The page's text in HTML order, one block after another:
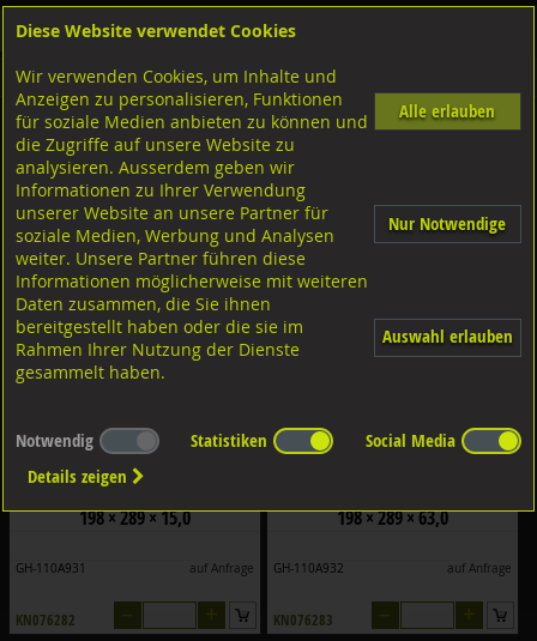
Shop Holzverbinder Windrispenband/Anschlüsse
WRB Anschlussplatten
Filter nach Dimensionen:
×
×
Filter zurücksetzen
GH-Windrispenband Anschlussplatten
198 × 289 × 15,0
GH-110A931 auf Anfrage
KN076282
198 × 289 × 63,0
GH-110A932 auf Anfrage
KN076283
Diese Website verwendet Cookies
Wir verwenden Cookies, um Inhalte und
Anzeigen zu personalisieren, Funktionen
für soziale Medien anbieten zu können und
die Zugriffe auf unsere Website zu
analysieren. Ausserdem geben wir
Informationen zu Ihrer Verwendung
unserer Website an unsere Partner für
soziale Medien, Werbung und Analysen
weiter. Unsere Partner führen diese
Informationen möglicherweise mit weiteren
Daten zusammen, die Sie ihnen
bereitgestellt haben oder die sie im
Rahmen Ihrer Nutzung der Dienste
gesammelt haben.
Alle erlauben
Nur Notwendige
Auswahl erlauben
Notwendig Statistiken
Social Media
Details zeigen